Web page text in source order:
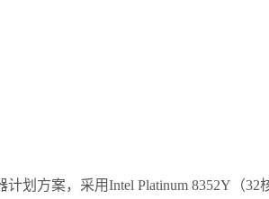
划方案，采用Intel Platinum 8352Y（32